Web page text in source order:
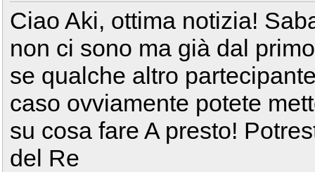
Ciao Aki, ottima notizia!
non ci sono ma già dal
se qualche altro
caso ovviamente potete
su cosa fare A presto!
del Re